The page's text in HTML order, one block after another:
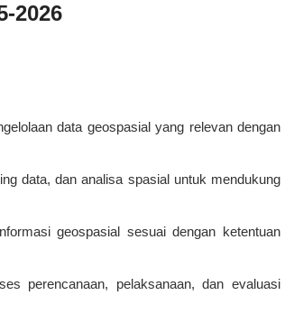
2026
data geospasial yang relevan dengan
data, dan analisa spasial untuk mendukung
geospasial sesuai dengan ketentuan
perencanaan, pelaksanaan, dan evaluasi